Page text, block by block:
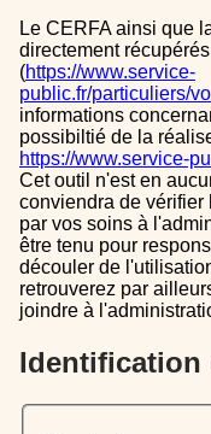
Le CERFA ainsi que la procédure peuvent être
directement
(https://www.service-
public.fr/particuliers/
informations
possibiltié de la
https://www.service-
Cet outil n'est en
conviendra de vérifier
par vos soins à
être tenu pour
découler de
retrouverez par
joindre à
Identification